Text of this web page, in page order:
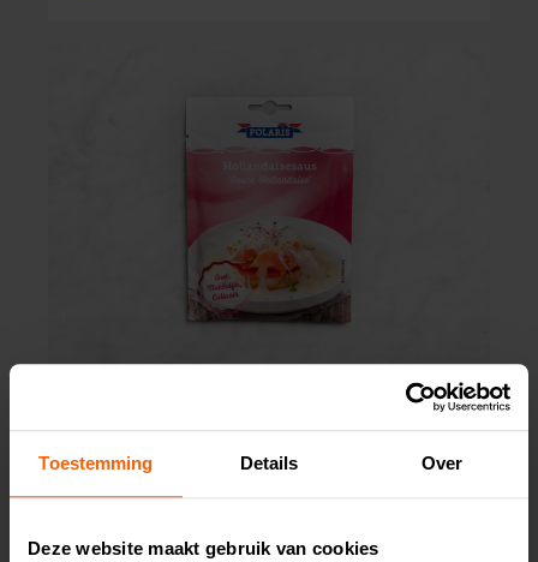
Toestemming Details Over
Deze website maakt gebruik van cookies
4, p/stuk